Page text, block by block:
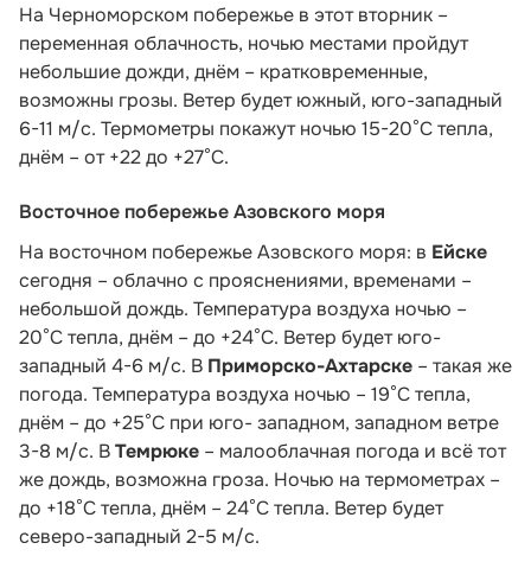
На Черноморском побережье в этот вторник –
переменная облачность, ночью местами пройдут
небольшие дожди, днём – кратковременные,
возможны грозы. Ветер будет южный, юго-западный
6-11 м/с. Термометры покажут ночью 15-20°С тепла,
днём – от +22 до +27°С.
Восточное побережье Азовского моря
На восточном побережье Азовского моря: в Ейске
сегодня – облачно с прояснениями, временами –
небольшой дождь. Температура воздуха ночью –
20°С тепла, днём – до +24°С. Ветер будет юго-
западный 4-6 м/с. В Приморско-Ахтарске – такая же
погода. Температура воздуха ночью – 19°С тепла,
днём – до +25°С при юго- западном, западном ветре
3-8 м/с. ВТемрюке – малооблачная погода и всё тот
же дождь, возможна гроза. Ночью на термометрах –
до +18°С тепла, днём – 24°С тепла. Ветер будет
северо-западный 2-5 м/с.